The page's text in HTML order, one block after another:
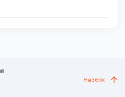
Наверх